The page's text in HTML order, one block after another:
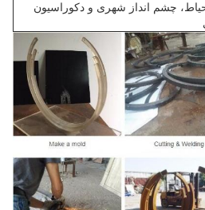
چشم انداز شهری و دکوراسیون